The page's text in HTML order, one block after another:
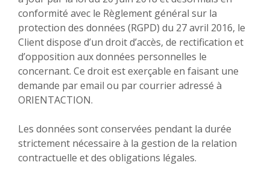
conformité avec le Règlement général sur la
protection des données (RGPD) du 27 avril 2016, le
Client dispose d’un droit d’accès, de rectification et
d’opposition aux données personnelles le
concernant. Ce droit est exerçable en faisant une
demande par email ou par courrier adressé à
ORIENTACTION.
Les données sont conservées pendant la durée
strictement nécessaire à la gestion de la relation
contractuelle et des obligations légales.